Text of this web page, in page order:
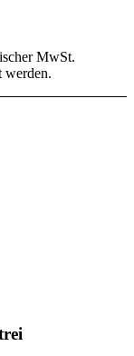
MwSt.
werden.